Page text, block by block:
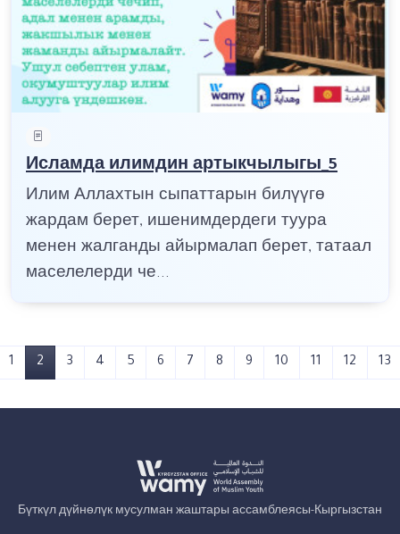
Исламда илимдин артыкчылыгы_5
Илим Аллахтын сыпаттарын билүүгө
жардам берет, ишенимдердеги туура
менен жалганды айырмалап берет, татаал
маселелерди че...
1 2 3 4 5 6 7 8 9 10 11 12 13
Бүткүл дүйнөлүк мусулман жаштары ассамблеясы-Кыргызстан